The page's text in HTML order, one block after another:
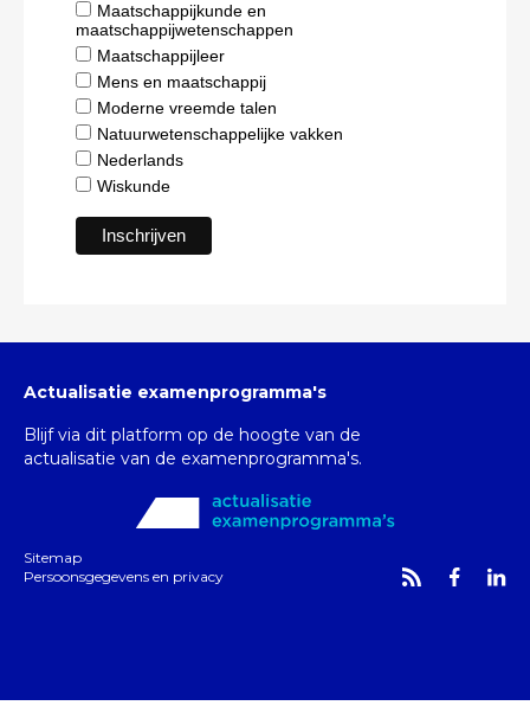
Maatschappijkunde en
maatschappijwetenschappen
Maatschappijleer
Mens en maatschappij
Moderne vreemde talen
Natuurwetenschappelijke vakken
Nederlands
Wiskunde
Actualisatie examenprogramma's
Blijf via dit platform op de hoogte van de
actualisatie van de examenprogramma's.
Sitemap
Persoonsgegevens en privacy